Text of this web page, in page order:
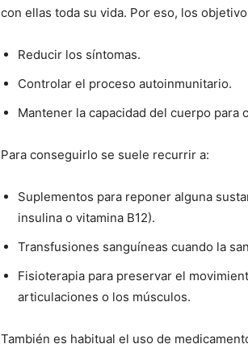
con ellas toda su vida. Por eso, los
Reducir los síntomas.
Controlar el proceso autoinmunitario.
Mantener la capacidad del cuerpo para
Para conseguirlo se suele recurrir a:
Suplementos para reponer alguna
insulina o vitamina B12).
Transfusiones sanguíneas cuando la
Fisioterapia para preservar el
articulaciones o los músculos.
También es habitual el uso de